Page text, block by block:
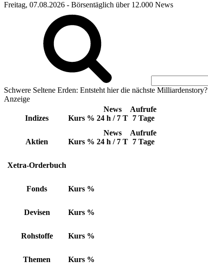
Freitag, 07.08.2026 - Börsentäglich über 12.000 News
Schwere Seltene Erden: Entsteht hier die nächste Milliardenstory?
Anzeige
Indizes Kurs %
News
24 h / 7 T
Aufrufe
7 Tage
Aktien Kurs %
News
24 h / 7 T
Aufrufe
7 Tage
Xetra-Orderbuch
Fonds Kurs %
Devisen Kurs %
Rohstoffe Kurs %
Themen Kurs %